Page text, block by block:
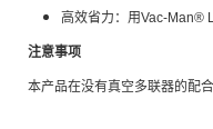
高效省力：用Vac-Man®
注意事项
本产品在没有真空多联器的配